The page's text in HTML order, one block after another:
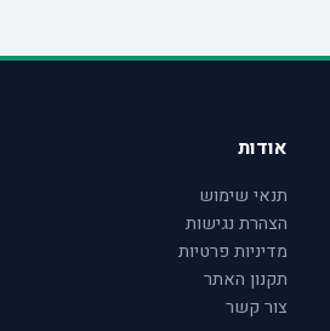
אודות
תנאי שימוש
הצהרת נגישות
מדיניות פרטיות
תקנון האתר
צור קשר